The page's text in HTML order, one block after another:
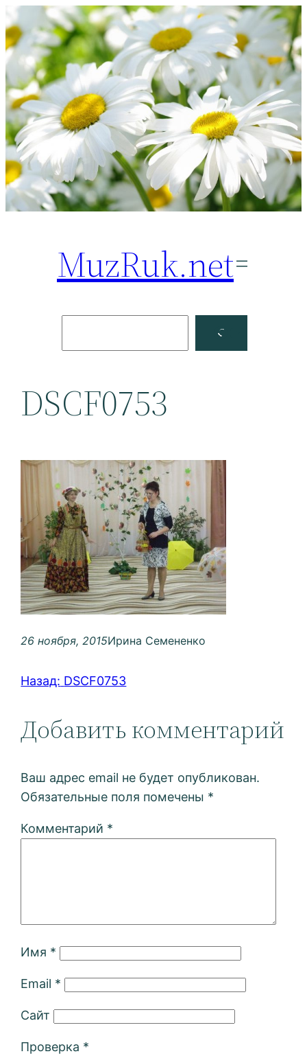
Перейти
к
содержимому
MuzRuk.net
Facebook
DSCF0753
26 ноября, 2015Ирина Семененко
Назад: DSCF0753
Добавить комментарий
Ваш адрес email не будет опубликован.
Обязательные поля помечены *
Комментарий *
Имя *
Email *
Сайт
Проверка *